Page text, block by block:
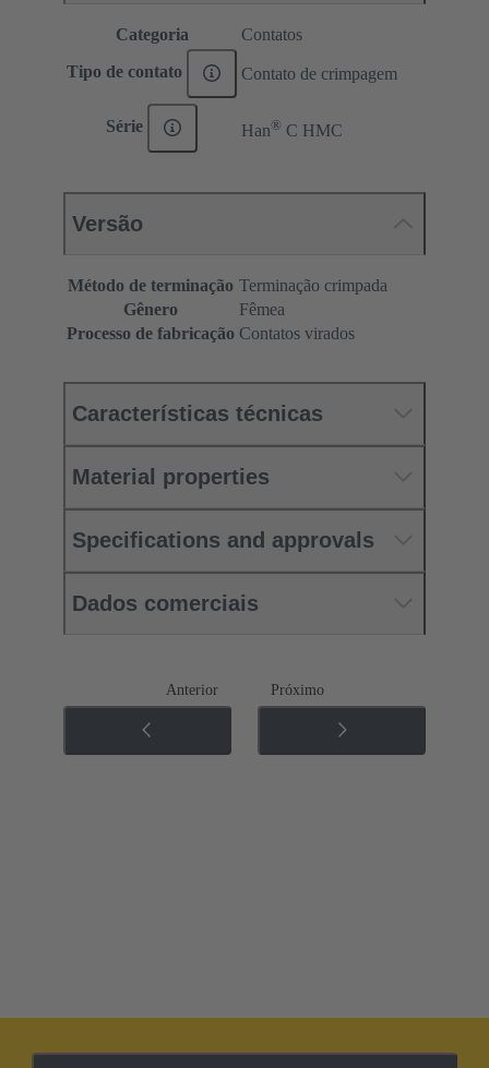
Categoria Contatos
Tipo de contato Contato de crimpagem
Série Han® C HMC
Versão
Método de terminação Terminação crimpada
Gênero
Fêmea
Processo de fabricação Contatos virados
Características técnicas
Material properties
Specifications and approvals
Dados comerciais
Anterior Próximo